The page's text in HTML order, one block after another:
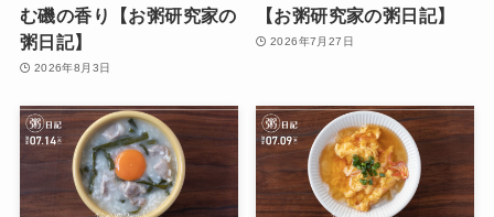
む磯の香り【お粥研究家の
粥日記】
2026年8月3日
【お粥研究家の粥日記】
2026年7月27日